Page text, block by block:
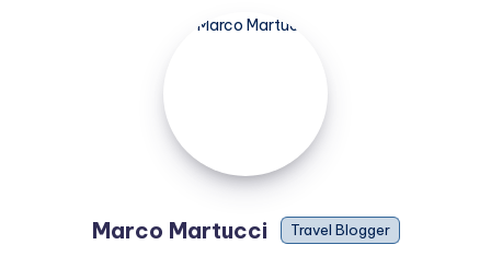
Marco
Marco Martucci Travel Blogger